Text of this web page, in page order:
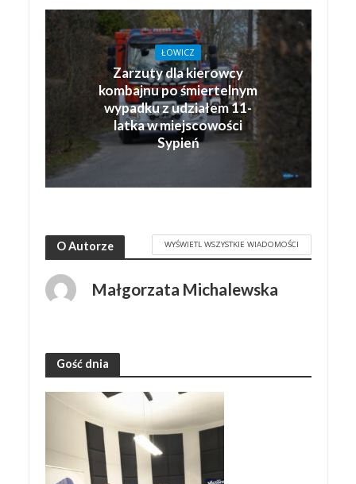
ŁOWICZ
Zarzuty dla kierowcy
kombajnu po śmiertelnym
wypadku z udziałem 11-
latka w miejscowości
Sypień
O Autorze WYŚWIETL WSZYSTKIE WIADOMOŚCI
Małgorzata Michalewska
Gość dnia